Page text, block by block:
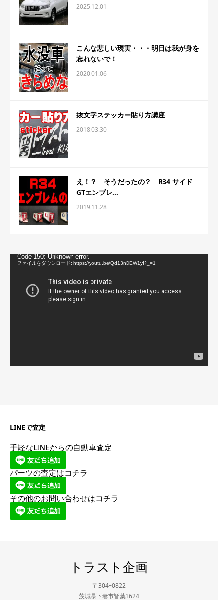
2025.12.01
こんな悲しい現実・・・明日は我が身を
忘れないで！
2020.01.06
抜文字ステッカー貼り方講座
2018.03.30
え！？ そうだったの？ R34 サイド
GTエンブレ...
2019.11.28
動Code 150: Unknown error.
ファイルをダウンロード: https://youtu.be/Qd13nDEW1yI?_=1
LINEで査定
手軽なLINEからの自動車査定
パーツの査定はコチラ
その他のお問い合わせはコチラ
トラスト企画
〒304−0822
茨城県下妻市皆葉1624